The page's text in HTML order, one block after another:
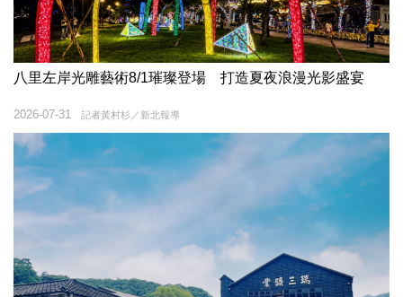
八里左岸光雕藝術8/1璀璨登場 打造夏夜浪漫光影盛宴
記者黃村杉／新北報導
2026-07-31